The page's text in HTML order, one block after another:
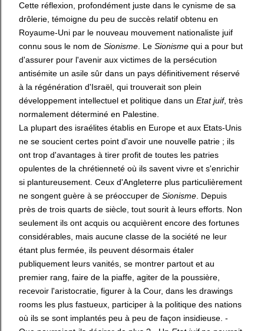
Cette réflexion, profondément juste dans le cynisme de sa
drôlerie, témoigne du peu de succès relatif obtenu en
Royaume-Uni par le nouveau mouvement nationaliste juif
connu sous le nom de Sionisme . Le Sionisme qui a pour but
d'assurer pour l'avenir aux victimes de la persécution
antisémite un asile sûr dans un pays définitivement réservé
à la régénération d'Israël, qui trouverait son plein
développement intellectuel et politique dans un Etat juif, très
normalement déterminé en Palestine.
La plupart des israélites établis en Europe et aux Etats-Unis
ne se soucient certes point d'avoir une nouvelle patrie ; ils
ont trop d'avantages à tirer profit de toutes les patries
opulentes de la chrétienneté où ils savent vivre et s'enrichir
si plantureusement. Ceux d'Angleterre plus particulièrement
ne songent guère à se préoccuper de Sionisme . Depuis
près de trois quarts de siècle, tout sourit à leurs efforts. Non
seulement ils ont acquis ou acquièrent encore des fortunes
considérables, mais aucune classe de la société ne leur
étant plus fermée, ils peuvent désormais étaler
publiquement leurs vanités, se montrer partout et au
premier rang, faire de la piaffe, agiter de la poussière,
recevoir l'aristocratie, figurer à la Cour, dans les drawings
rooms les plus fastueux, participer à la politique des nations
où ils se sont implantés peu à peu de façon insidieuse. -